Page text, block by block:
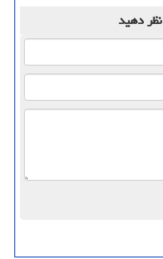
نظر دهید